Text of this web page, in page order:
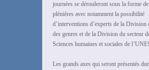
journées se dérouleront sous la forme de
plénières avec notamment la possibilité
d’interventions d’experts de la Division
des genres et de la Division du secteur
Sciences humaines et sociales de
Les grands axes qui seront présentés